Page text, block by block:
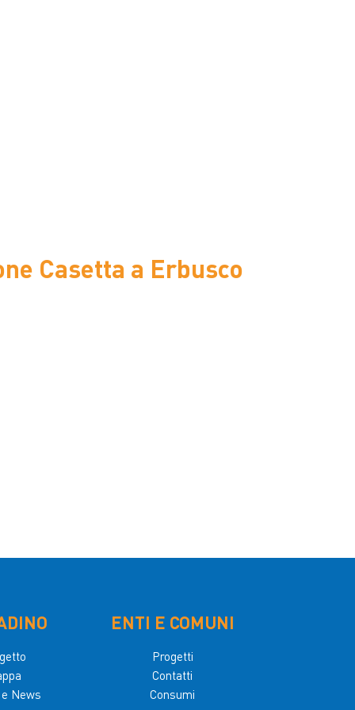
Casetta a Erbusco
News
ENTI E COMUNI
Progetti
Contatti
Consumi